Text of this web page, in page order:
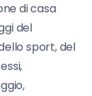
di casa
del
sport, del